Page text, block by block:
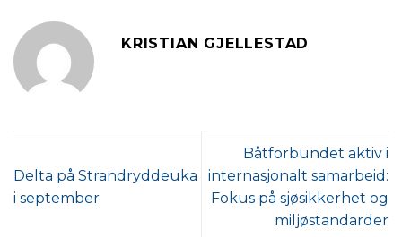
KRISTIAN GJELLESTAD
Delta på Strandryddeuka
i september
Båtforbundet aktiv i
internasjonalt samarbeid:
Fokus på sjøsikkerhet og
miljøstandarder